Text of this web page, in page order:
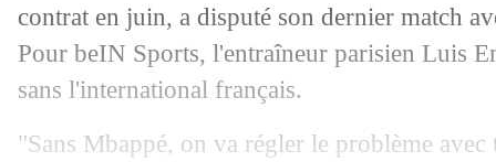
contrat en juin, a disputé son dernier match
Pour beIN Sports, l'entraîneur parisien Luis
sans l'international français.
"Sans Mbappé, on va régler le problème avec
26/05 Lyon: son futur, Lacazette va
26/05 PSG: la fierté d'Al-Khelaïfi
26/05 OM: semaine décisive pour le coach